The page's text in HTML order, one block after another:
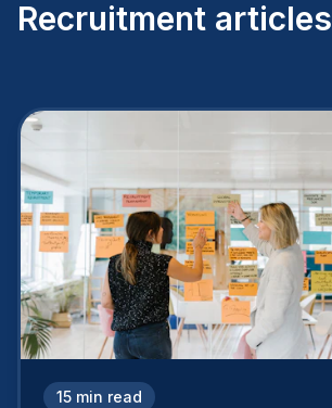
Recruitment articles
15 min read